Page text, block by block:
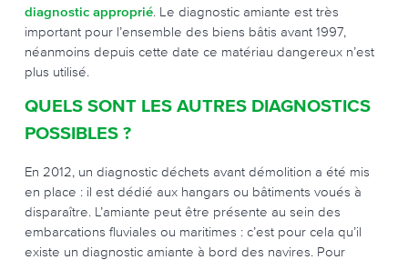
diagnostic approprié. Le diagnostic amiante est très
important pour l’ensemble des biens bâtis avant 1997,
néanmoins depuis cette date ce matériau dangereux n’est
plus utilisé.
QUELS SONT LES AUTRES DIAGNOSTICS
POSSIBLES ?
En 2012, un diagnostic déchets avant démolition a été mis
en place : il est dédié aux hangars ou bâtiments voués à
disparaître. L’amiante peut être présente au sein des
embarcations fluviales ou maritimes : c’est pour cela qu’il
existe un diagnostic amiante à bord des navires. Pour